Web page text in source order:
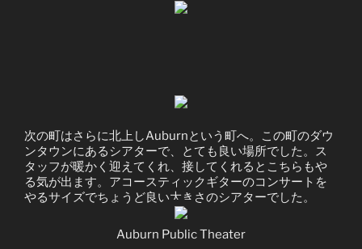
次の町はさらに北上しAuburnという町へ。この町のダウ
ンタウンにあるシアターで、とても良い場所でした。ス
タッフが暖かく迎えてくれ、接してくれるとこちらもや
る気が出ます。アコースティックギターのコンサートを
やるサイズでちょうど良い大きさのシアターでした。
Auburn Public Theater